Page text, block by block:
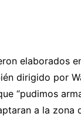
elaborados
dirigido por
“pudimos
a la zona